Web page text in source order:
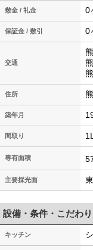
敷金 / 礼金 0
保証金 / 敷引 0
交通
住所
築年月
間取り
専有面積
主要採光面
設備・条件・こだわり
キッチン